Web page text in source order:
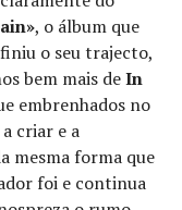
, o álbum que
o seu trajecto,
bem mais deIn
embrenhados no
criar e a
mesma forma que
foi e continua